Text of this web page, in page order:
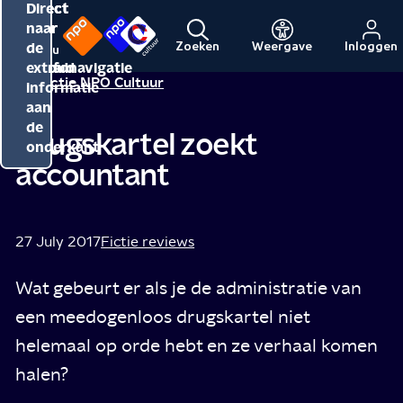
Direct
naar
de
inhoud
Direct
naar
de
hoofdnavigatie
Direct
naar
de
extra
informatie
aan
de
onderkant
Menu
Naar
de
NPO
Naar
de
NPO
Cultuur
Zoeken Weergave Inloggen
Redactie NPO Cultuur
Drugskartel zoekt
accountant
27 July 2017Fictie reviews
Wat gebeurt er als je de administratie van
een meedogenloos drugskartel niet
helemaal op orde hebt en ze verhaal komen
halen?